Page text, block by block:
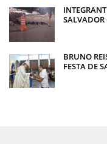
SALVADOR
BRUNO
FESTA DE